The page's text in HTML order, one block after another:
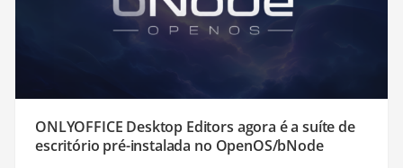
ONLYOFFICE Desktop Editors agora é a suíte de
escritório pré-instalada no OpenOS/bNode